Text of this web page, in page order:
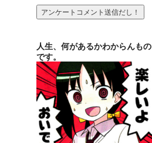
人生、何があるかわからんもの
です。